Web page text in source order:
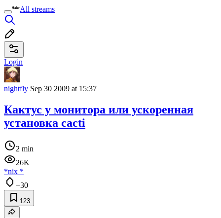
All streams
Login
nightfly Sep 30 2009 at 15:37
Кактус у монитора или ускоренная
установка cacti
2 min
26K
*nix *
+30
123